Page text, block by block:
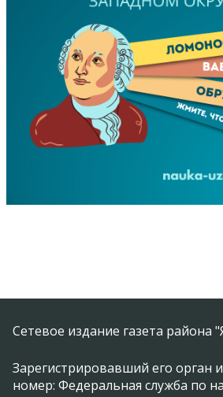
Сетевое издание газета района
Зарегистрировавший его орган
номер: Федеральная служба по